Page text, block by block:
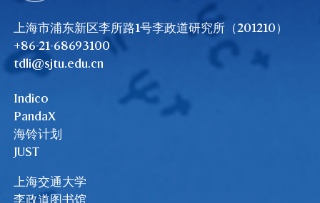
上海市浦东新区李所路1号李政道研究所（201210）
+86-21-68693100
tdli@sjtu.edu.cn
Indico
PandaX
海铃计划
JUST
上海交通大学
李政道图书馆